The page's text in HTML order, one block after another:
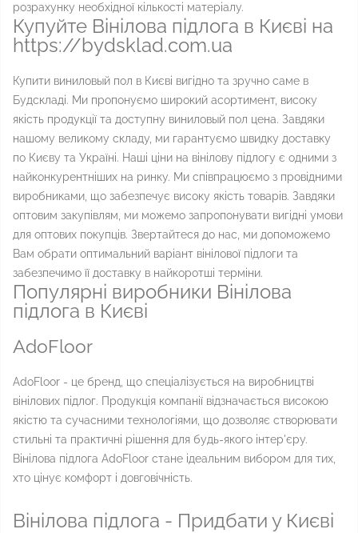
розрахунку необхідної кількості матеріалу.
Купуйте Вінілова підлога в Києві на
https://bydsklad.com.ua
Купити виниловый пол в Києві вигідно та зручно саме в
Будскладі. Ми пропонуємо широкий асортимент, високу
якість продукції та доступну виниловый пол цена. Завдяки
нашому великому складу, ми гарантуємо швидку доставку
по Києву та Україні. Наші ціни на вінілову підлогу є одними з
найконкурентніших на ринку. Ми співпрацюємо з провідними
виробниками, що забезпечує високу якість товарів. Завдяки
оптовим закупівлям, ми можемо запропонувати вигідні умови
для оптових покупців. Звертайтеся до нас, ми допоможемо
Вам обрати оптимальний варіант вінілової підлоги та
забезпечимо її доставку в найкоротші терміни.
Популярні виробники Вінілова
підлога в Києві
AdoFloor
AdoFloor - це бренд, що спеціалізується на виробництві
вінілових підлог. Продукція компанії відзначається високою
якістю та сучасними технологіями, що дозволяє створювати
стильні та практичні рішення для будь-якого інтер'єру.
Вінілова підлога AdoFloor стане ідеальним вибором для тих,
хто цінує комфорт і довговічність.
Вінілова підлога - Придбати у Києві